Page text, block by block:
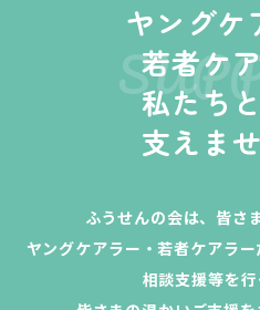
ヤングケ
若者ケ
私たち
支えま
ふうせんの会は、皆さ
ヤングケアラー・若者ケアラ
相談支援等を行